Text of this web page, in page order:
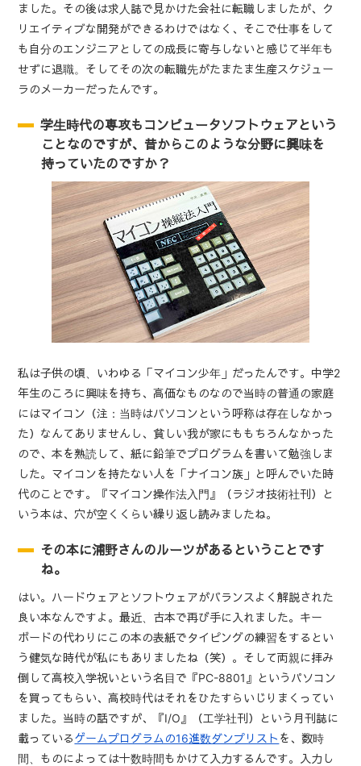
ました。その後は求人誌で見かけた会社に転職しましたが、ク
リエイティブな開発ができるわけではなく、そこで仕事をして
も自分のエンジニアとしての成長に寄与しないと感じて半年も
せずに退職。そしてその次の転職先がたまたま生産スケジュー
ラのメーカーだったんです。
学生時代の専攻もコンピュータソフトウェアという
ことなのですが、昔からこのような分野に興味を
持っていたのですか？
私は子供の頃、いわゆる「マイコン少年」だったんです。中学2
年生のころに興味を持ち、高価なものなので当時の普通の家庭
にはマイコン（注：当時はパソコンという呼称は存在しなかっ
た）なんてありませんし、貧しい我が家にももちろんなかった
ので、本を熟読して、紙に鉛筆でプログラムを書いて勉強しま
した。マイコンを持たない人を「ナイコン族」と呼んでいた時
代のことです。『マイコン操作法入門』（ラジオ技術社刊）と
いう本は、穴が空くくらい繰り返し読みましたね。
その本に浦野さんのルーツがあるということです
ね。
はい。ハードウェアとソフトウェアがバランスよく解説された
良い本なんですよ。最近、古本で再び手に入れました。キー
ボードの代わりにこの本の表紙でタイピングの練習をするとい
う健気な時代が私にもありましたね（笑）。そして両親に拝み
倒して高校入学祝いという名目で『PC-8801』というパソコン
を買ってもらい、高校時代はそれをひたすらいじりまくってい
ました。当時の話ですが、『I/O』（工学社刊）という月刊誌に
載っているゲームプログラムの16進数ダンプリスト を、数時
間、ものによっては十数時間もかけて入力するんです。入力し